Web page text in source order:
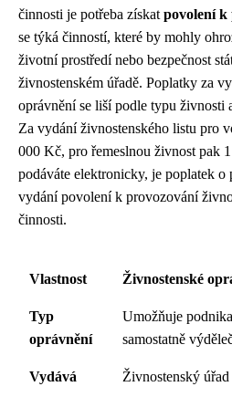
činnosti je potřeba získat povolení k
se týká činností, které by mohly
životní prostředí nebo bezpečnost
živnostenském úřadě. Poplatky za
oprávnění se liší podle typu živnosti
Za vydání živnostenského listu pro
000 Kč, pro řemeslnou živnost pak
podáváte elektronicky, je poplatek
vydání povolení k provozování
činnosti.
Vlastnost Živnostenské
Typ
oprávnění
Umožňuje
samostatně
Vydává Živnostenský úřad